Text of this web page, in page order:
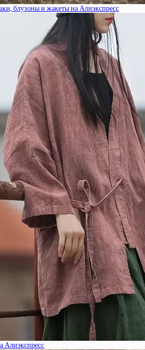
блузоны и жакеты на Алиэкспресс
Алиэкспресс